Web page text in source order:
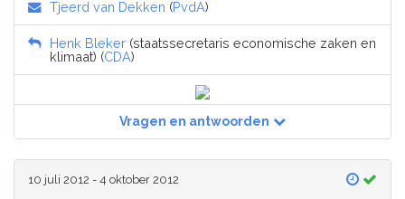
Tjeerd van Dekken (PvdA)
Henk Bleker (staatssecretaris economische zaken en
klimaat) (CDA)
Vragen en antwoorden
10 juli 2012 - 4 oktober 2012